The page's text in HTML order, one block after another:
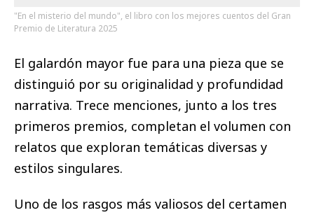
"En el misterio del mundo", el libro con los mejores cuentos del Gran
Premio de Literatura 2025
El galardón mayor fue para una pieza que se
distinguió por su originalidad y profundidad
narrativa. Trece menciones, junto a los tres
primeros premios, completan el volumen con
relatos que exploran temáticas diversas y
estilos singulares.
Uno de los rasgos más valiosos del certamen